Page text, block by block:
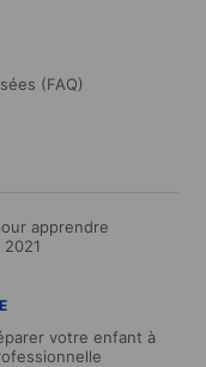
(FAQ)
apprendre
2021
votre enfant à